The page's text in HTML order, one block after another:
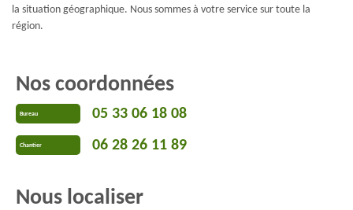
la situation géographique. Nous sommes à votre service sur toute la
région.
Nos coordonnées
Bureau 05 33 06 18 08
Chantier 06 28 26 11 89
Nous localiser